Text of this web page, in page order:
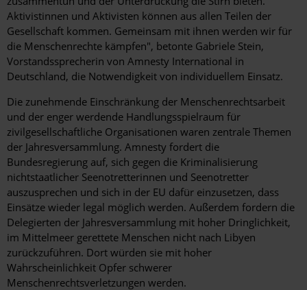
Aktivistinnen und Aktivisten können aus allen Teilen der
Gesellschaft kommen. Gemeinsam mit ihnen werden wir für
die Menschenrechte kämpfen", betonte Gabriele Stein,
Vorstandssprecherin von Amnesty International in
Deutschland, die Notwendigkeit von individuellem Einsatz.
Die zunehmende Einschränkung der Menschenrechtsarbeit
und der enger werdende Handlungsspielraum für
zivilgesellschaftliche Organisationen waren zentrale Themen
der Jahresversammlung. Amnesty fordert die
Bundesregierung auf, sich gegen die Kriminalisierung
nichtstaatlicher Seenotretterinnen und Seenotretter
auszusprechen und sich in der EU dafür einzusetzen, dass
Einsätze wieder legal möglich werden. Außerdem fordern die
Delegierten der Jahresversammlung mit hoher Dringlichkeit,
im Mittelmeer gerettete Menschen nicht nach Libyen
zurückzuführen. Dort würden sie mit hoher
Wahrscheinlichkeit Opfer schwerer
Menschenrechtsverletzungen werden.